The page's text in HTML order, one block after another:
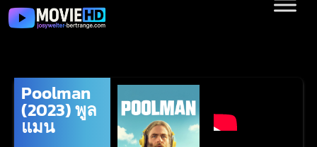
Poolman
(2023) พูล
แมน